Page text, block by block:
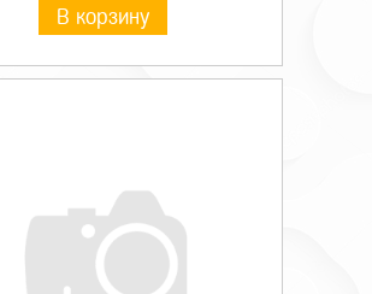
В корзину